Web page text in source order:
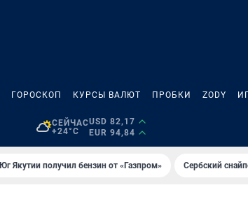
ГОРОСКОП КУРСЫ ВАЛЮТ ПРОБКИ ZODY
СЕЙЧАС
+24°C
USD 82,17
EUR 94,84
Юг Якутии получил бензин от «Газпром» Сербский